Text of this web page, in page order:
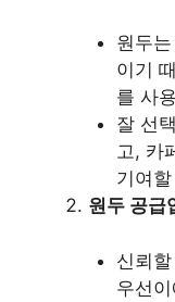
원두
이기
를 사
잘 선
고, 카
기여
원두 공급
신뢰
우선